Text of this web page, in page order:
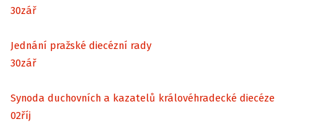
30zář
Jednání pražské diecézní rady
30zář
Synoda duchovních a kazatelů královéhradecké diecéze
02říj